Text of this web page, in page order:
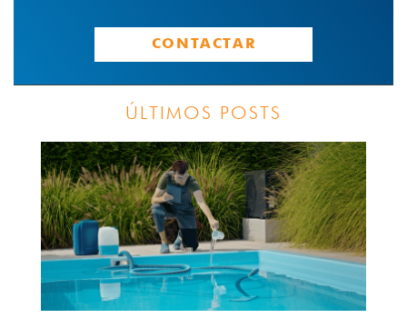
CONTACTAR
ÚLTIMOS POSTS